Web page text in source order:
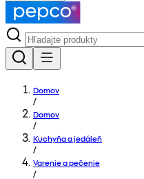
Domov
/
Domov
/
Kuchyňa a jedáleň
/
Varenie a pečenie
/